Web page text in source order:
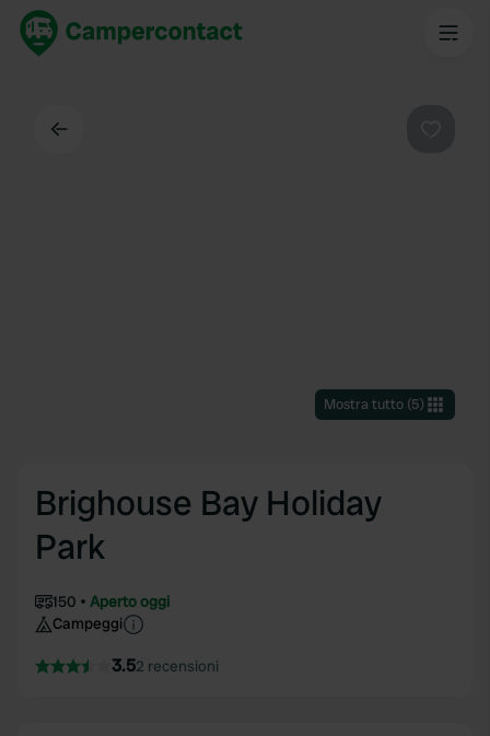
Mostra tutto(5)
Brighouse Bay Holiday
Park
150
Aperto oggi
Campeggi
3.52 recensioni